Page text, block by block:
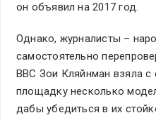
он объявил на 2017 год.
Однако, журналисты –
самостоятельно
ВВС Зои Кляйнман взяла с
площадку несколько
дабы убедиться в их